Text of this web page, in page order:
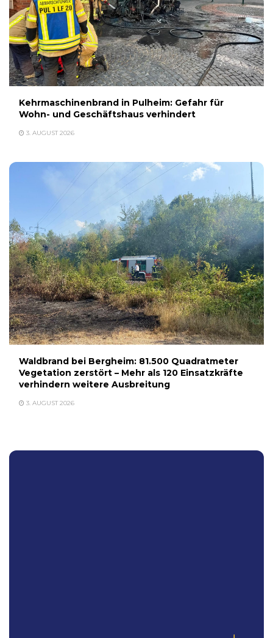
Kehrmaschinenbrand in Pulheim: Gefahr für
Wohn- und Geschäftshaus verhindert
3. AUGUST 2026
Waldbrand bei Bergheim: 81.500 Quadratmeter
Vegetation zerstört – Mehr als 120 Einsatzkräfte
verhindern weitere Ausbreitung
3. AUGUST 2026